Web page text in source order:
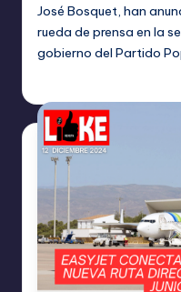
José Bosquet, han
rueda de prensa en la
gobierno del Partido